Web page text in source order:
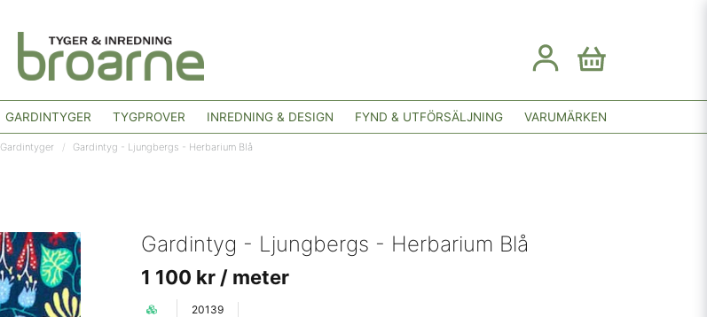
GARDINTYGER TYGPROVER INREDNING & DESIGN FYND & UTFÖRSÄLJNING VARUMÄRKEN
Gardintyger Gardintyg - Ljungbergs - Herbarium Blå
Gardintyg - Ljungbergs - Herbarium Blå
1 100 kr / meter
20139